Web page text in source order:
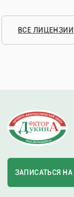
ВСЕ ЛИЦЕНЗИИ
ЗАПИСАТЬСЯ